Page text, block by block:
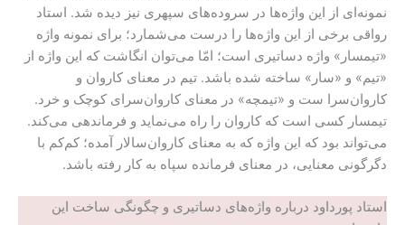
نمونه‌ای از این واژه‌ها در سروده‌های سپهری نیز دیده شد. استاد
رواقی برخی از این واژه‌ها را درست می‌شمارد؛ برای نمونه واژه
«تیمسار» واژه دساتیری است؛ امّا می‌توان انگاشت که این واژه از
«تیم» و «سار» ساخته شده باشد. تیم در معنای کاروان و
کاروان‌سرا ست و «تیمچه» در معنای کاروان‌سرای کوچک و خرد.
تیمسار کسی است که کاروان را راه می‌نماید و فرماندهی می‌کند.
می‌تواند بود که این واژه که به معنای کاروان‌سالار آمده؛ کم‌کم با
دگرگونی معنایی، در معنای فرمانده سپاه به کار رفته باشد.
استاد پورداود درباره واژه‌های دساتیری و چگونگی ساخت این